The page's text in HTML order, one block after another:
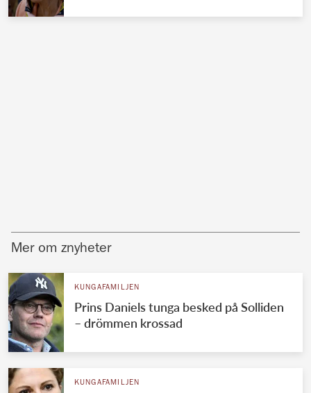
Mer om znyheter
KUNGAFAMILJEN
Prins Daniels tunga besked på Solliden
– drömmen krossad
KUNGAFAMILJEN